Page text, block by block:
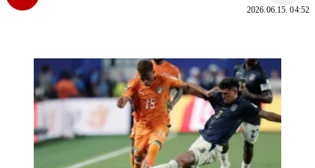
2026.06.15. 04:52